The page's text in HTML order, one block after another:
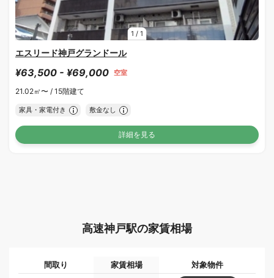
1 / 1
エスリード神戸グランドール
¥63,500 - ¥69,000 空室
21.02㎡〜 / 15階建て
家具・家電付き 敷金なし
詳細を見る
高速神戸駅の家賃相場
間取り 家賃相場
対象物件